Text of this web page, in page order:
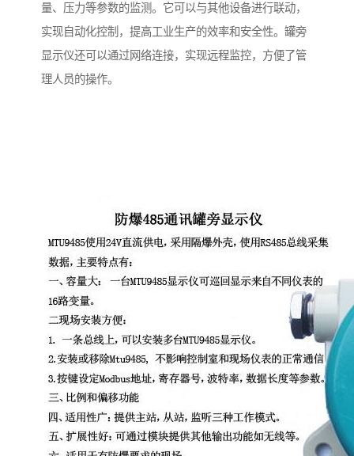
量、压力等参数的监测。它可以与其他设备进行联动，
实现自动化控制，提高工业生产的效率和安全性。罐旁
显示仪还可以通过网络连接，实现远程监控，方便了管
理人员的操作。